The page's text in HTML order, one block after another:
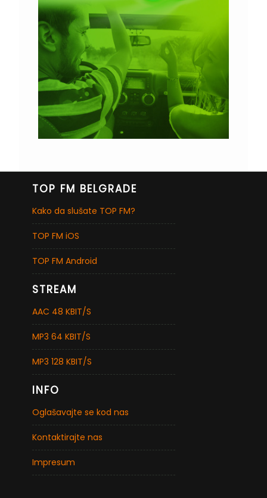
TOP FM BELGRADE
Kako da slušate TOP FM?
TOP FM iOS
TOP FM Android
STREAM
AAC 48 KBIT/S
MP3 64 KBIT/S
MP3 128 KBIT/S
INFO
Oglašavajte se kod nas
Kontaktirajte nas
Impresum